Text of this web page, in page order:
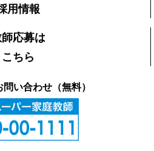
用情報
応募は
こちら
い合わせ（無料）